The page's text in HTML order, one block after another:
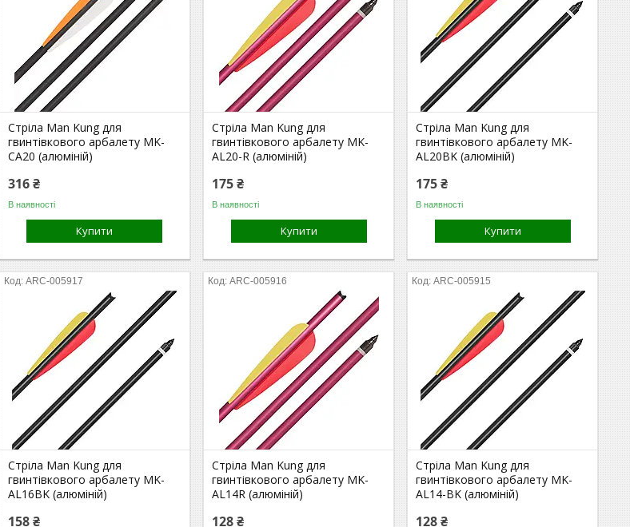
Стріла Man Kung для
гвинтівкового арбалету MK-
CA20 (алюміній)
316 ₴
В наявності
Купити
Стріла Man Kung для
гвинтівкового арбалету MK-
AL20-R (алюміній)
175 ₴
В наявності
Купити
Стріла Man Kung для
гвинтівкового арбалету MK-
AL20BK (алюміній)
175 ₴
В наявності
Купити
ARC-005917
Стріла Man Kung для
гвинтівкового арбалету MK-
AL16BK (алюміній)
158 ₴
ARC-005916
Стріла Man Kung для
гвинтівкового арбалету MK-
AL14R (алюміній)
128 ₴
ARC-005915
Стріла Man Kung для
гвинтівкового арбалету MK-
AL14-BK (алюміній)
128 ₴